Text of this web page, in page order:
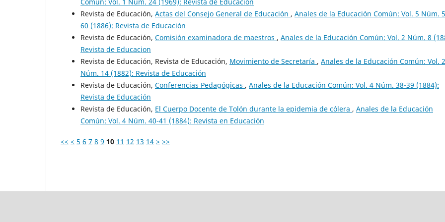
Común: Vol. 1 Núm. 24 (1969): Revista de Educación
Revista de Educación, Actas del Consejo General de Educación , Anales de la Educación Común: Vol. 5 Núm.
60 (1886): Revista de Educación
Revista de Educación, Comisión examinadora de maestros , Anales de la Educación Común: Vol. 2 Núm. 8
Revista de Educacion
Revista de Educación, Revista de Educación, Movimiento de Secretaría , Anales de la Educación Común: Vol. 2
Núm. 14 (1882): Revista de Educación
Revista de Educación, Conferencias Pedagógicas , Anales de la Educación Común: Vol. 4 Núm. 38-39 (1884):
Revista de Educación
Revista de Educación, El Cuerpo Docente de Tolón durante la epidemia de cólera , Anales de la Educación
Común: Vol. 4 Núm. 40-41 (1884): Revista en Educación
<< < 5 6 7 8 9 10 11 12 13 14 > >>